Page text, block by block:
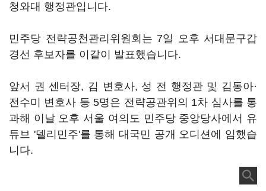
청와대 행정관입니다.
민주당 전략공천관리위원회는 7일 오후 서대문구갑
경선 후보자를 이같이 발표했습니다.
앞서 권 센터장, 김 변호사, 성 전 행정관 및 김동아·
전수미 변호사 등 5명은 전략공관위의 1차 심사를 통
과해 이날 오후 서울 여의도 민주당 중앙당사에서 유
튜브 '델리민주'를 통해 대국민 공개 오디션에 임했습
니다.